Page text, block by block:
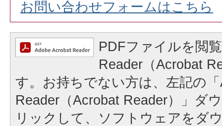
お問い合わせフォームはこちら
PDFファイルを閲
Reader（Acrobat
す。お持ちでない方は、左記の
Reader（Acrobat Reader）」ダ
リックして、ソフトウェアをダ